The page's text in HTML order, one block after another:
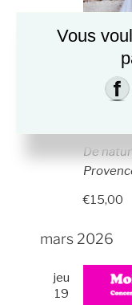
30
De
€15,00
mars 2026
jeu
19
Vous